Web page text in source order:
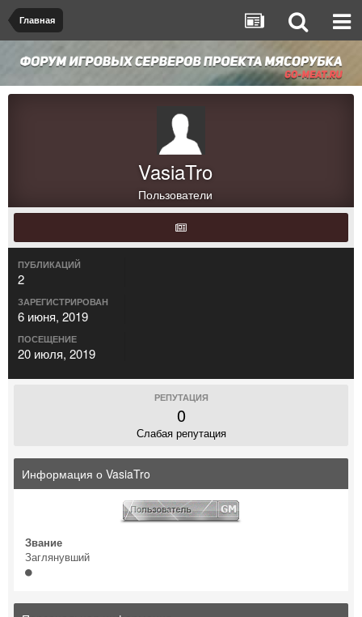
Главная
VasiaTro
Пользователи
ПУБЛИКАЦИЙ
2
ЗАРЕГИСТРИРОВАН
6 июня, 2019
ПОСЕЩЕНИЕ
20 июля, 2019
РЕПУТАЦИЯ
0
Слабая репутация
Информация о VasiaTro
Звание
Заглянувший